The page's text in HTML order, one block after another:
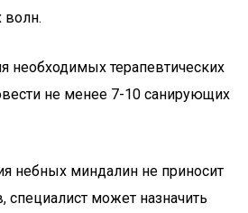
волн.
необходимых терапевтических
не менее 7-10 санирующих
небных миндалин не приносит
специалист может назначить